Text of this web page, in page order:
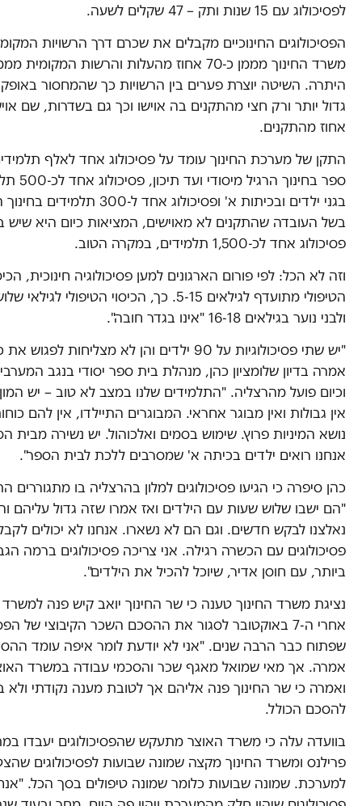
לפסיכולוג עם 15 שנות ותק – 47 שקלים לשעה.
הפסיכולוגים החינוכיים מקבלים את שכרם דרך הרשויות
משרד החינוך מממן כ-70 אחוז מהעלות והרשות
היתרה. השיטה יוצרת פערים בין הרשויות כך שהמחסור
אחוז מהתקנים.
התקן של מערכת החינוך עומד על פסיכולוג אחד לאלף
ספר בחינוך
בגני ילדים ובכיתות א' ופסיכולוג אחד ל-300
בשל העובדה שהתקנים לא מאוישים, המציאות כיום היא שיש
פסיכולוג אחד לכ-1,500 תלמידים, במקרה הטוב.
וזה לא הכל: לפי פורום הארגונים למען פסיכולוגיה חינוכית,
הטיפולי מתועדף לגילאים 5-15. כך, הכיסוי הטיפולי
ולבני נוער בגילאים 16-18 "אינו בגדר חובה".
"יש שתי פסיכולוגיות על 90 ילדים והן לא מצליחות
אמרה בדיון שלומציון כהן, מנהלת בית ספר יסודי בנגב
וכיום פועל מהרצליה. "התלמידים שלנו במצב לא טוב – יש
אין גבולות ואין מבוגר אחראי. המבוגרים התיילדו, אין להם
נושא המיניות פרוץ. שימוש בסמים ואלכוהול. יש נשירה מבית
אנחנו רואים ילדים בכיתה א' שמסרבים ללכת לבית הספר".
כהן סיפרה כי הגיעו פסיכולוגים למלון בהרצליה בו מתגוררים
"הם ישבו שלוש שעות עם הילדים ואז אמרו שזה גדול עליהם
נאלצנו לבקש חדשים. וגם הם לא נשארו. אנחנו לא יכולים
פסיכולוגים עם הכשרה רגילה. אני צריכה פסיכולוגים ברמה
ביותר, עם חוסן אדיר, שיוכל להכיל את הילדים".
נציגת משרד החינוך טענה כי שר החינוך יואב קיש פנה
אחרי ה-7 באוקטובר לסגור את ההסכם השכר הקיבוצי של
שפתוח כבר הרבה שנים. "אני לא יודעת לומר איפה עומד
אמרה. אך מאי שמואל מאגף שכר והסכמי עבודה במשרד
ואמרה כי שר החינוך פנה אליהם אך לטובת מענה נקודתי ולא
להסכם הכולל.
בוועדה עלה כי משרד האוצר מתעקש שהפסיכולוגים יעבדו
פרילנס ומשרד החינוך מקצה שמונה שבועות לפסיכולוגים
למערכת. שמונה שבועות כלומר שמונה טיפולים בסך הכל.